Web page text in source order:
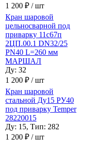
1 200 ₽ / шт
Кран шаровой
цельносварной под
приварку 11с67п
2ЦП.00.1 DN32/25
PN40 L=260 мм
МАРШАЛ
Ду: 32
1 200 ₽ / шт
Кран шаровой
стальной Ду15 РУ40
под приварку Temper
28220015
Ду: 15, Тип: 282
1 200 ₽ / шт